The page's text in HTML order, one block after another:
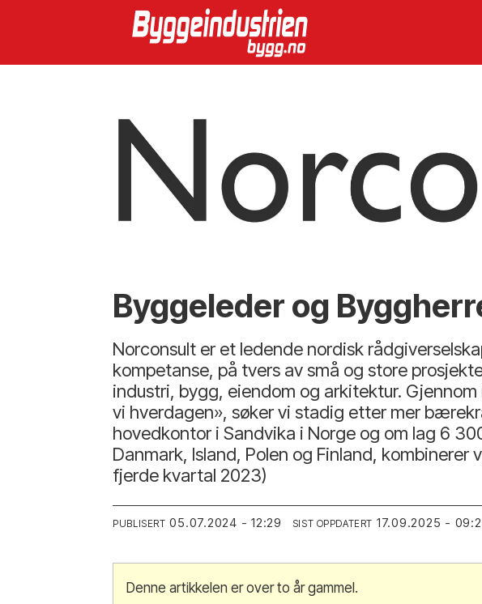
Byggeleder og
Norconsult er et ledende nordisk
kompetanse, på tvers av små og store
industri, bygg, eiendom og arkitektur.
vi hverdagen», søker vi stadig etter mer
hovedkontor i Sandvika i Norge og om lag 6
Danmark, Island, Polen og Finland,
fjerde kvartal 2023)
PUBLISERT 05.07.2024 - 12:29 SIST OPPDATERT 17.09.2025 -
Denne artikkelen er over to år gammel.